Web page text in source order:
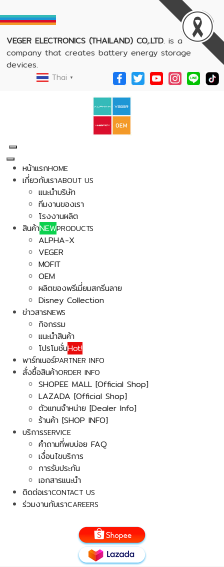
VEGER ELECTRONICS (THAILAND) CO,.LTD. is a
company that creates battery energy storage
devices.
Thai ▼
หน้าแรกHOME
เกี่ยวกับเราABOUT US
แนะนำบริษัท
ทีมงานของเรา
โรงงานผลิต
สินค้าNEWPRODUCTS
ALPHA-X
VEGER
MOFIT
OEM
ผลิตของพรีเมี่ยมสกรีนลาย
Disney Collection
ข่าวสารNEWS
กิจกรรม
แนะนำสินค้า
โปรโมชั่นHot!
พาร์ทเนอร์PARTNER INFO
สั่งซื้อสินค้าORDER INFO
SHOPEE MALL [Official Shop]
LAZADA [Official Shop]
ตัวแทนจำหน่าย [Dealer Info]
ร้านค้า [SHOP INFO]
บริการSERVICE
คำถามที่พบบ่อย FAQ
เงื่อนไขบริการ
การรับประกัน
เอกสารแนะนำ
ติดต่อเราCONTACT US
ร่วมงานกับเราCAREERS